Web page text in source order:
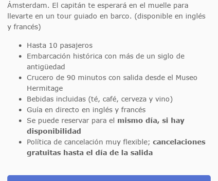
Ámsterdam. El capitán te esperará en el muelle para
llevarte en un tour guiado en barco. (disponible en inglés
y francés)
Hasta 10 pasajeros
Embarcación histórica con más de un siglo de
antigüedad
Crucero de 90 minutos con salida desde el Museo
Hermitage
Bebidas incluidas (té, café, cerveza y vino)
Guía en directo en inglés y francés
Se puede reservar para el mismo día, si hay
disponibilidad
Política de cancelación muy flexible; cancelaciones
gratuitas hasta el día de la salida